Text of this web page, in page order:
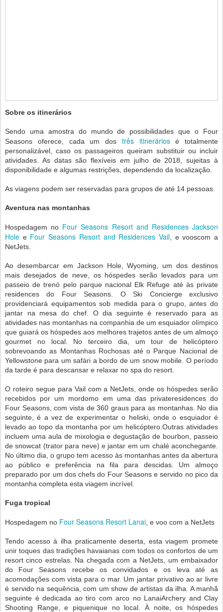
Sobre os itinerários
Sendo uma amostra do mundo de possibilidades que o Four
Seasons oferece, cada um dos três itineráriosé totalmente
personalizável, caso os passageiros queiram substituir ou incluir
atividades. As datas são flexíveis em julho de 2018, sujeitas à
disponibilidade e algumas restrições, dependendo da localização.
As viagens podem ser reservadas para grupos de até 14 pessoas.
Aventura nas montanhas
Hospedagem no Four Seasons Resort and Residences Jackson
Hole e Four Seasons Resort and Residences Vail , e vooscom a
NetJets.
Ao desembarcar em Jackson Hole, Wyoming, um dos destinos
mais desejados de neve, os hóspedes serão levados para um
passeio de trenó pelo parque nacional Elk Refuge até às private
residences do Four Seasons. O Ski Concierge exclusivo
providenciará equipamentos sob medida para o grupo, antes do
jantar na mesa do chef. O dia seguinte é reservado para as
atividades nas montanhas na companhia de um esquiador olímpico
que guiará os hóspedes aos melhores trajetos antes de um almoço
gourmet no local. No terceiro dia, um tour de helicóptero
sobrevoando as Montanhas Rochosas até o Parque Nacional de
Yellowstone para um safári a bordo de um snow mobile. O período
da tarde é para descansar e relaxar no spa do resort.
O roteiro segue para Vail com a NetJets, onde os hóspedes serão
recebidos por um mordomo em uma das privateresidences do
Four Seasons, com vista de 360 graus para as montanhas. No dia
seguinte, é a vez de experimentar o heliski, onde o esquiador é
levado ao topo da montanha por um helicóptero.Outras atividades
incluem uma aula de mixologia e degustação de bourbon, passeio
de snowcat (trator para neve) e jantar em um chalé aconchegante.
No último dia, o grupo tem acesso às montanhas antes da abertura
ao público e preferência na fila para descidas. Um almoço
preparado por um dos chefs do Four Seasons e servido no pico da
montanha completa esta viagem incrível.
Fuga tropical
Hospedagem no Four Seasons Resort Lanai , e voo com a NetJets
Tendo acesso à ilha praticamente deserta, esta viagem promete
unir toques das tradições havaianas com todos os confortos de um
resort cinco estrelas. Na chegada com a NetJets, um embaixador
do Four Seasons recebe os convidados e os leva até as
acomodações com vista para o mar. Um jantar privativo ao ar livre
é servido na sequência, com um show de artistas da ilha. A manhã
seguinte é dedicada ao tiro com arco no LanaiArchery and Clay
Shooting Range, e piquenique no local. À noite, os hóspedes